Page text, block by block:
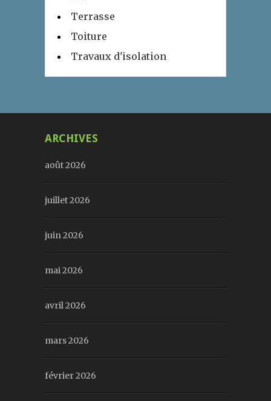
Terrasse
Toiture
Travaux d'isolation
ARCHIVES
août 2026
juillet 2026
juin 2026
mai 2026
avril 2026
mars 2026
février 2026